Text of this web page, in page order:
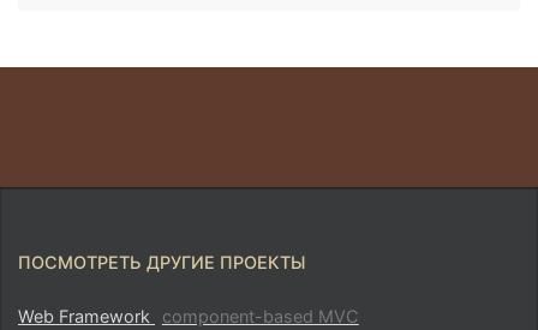
ПОСМОТРЕТЬ ДРУГИЕ ПРОЕКТЫ
Web Framework
component-based MVC